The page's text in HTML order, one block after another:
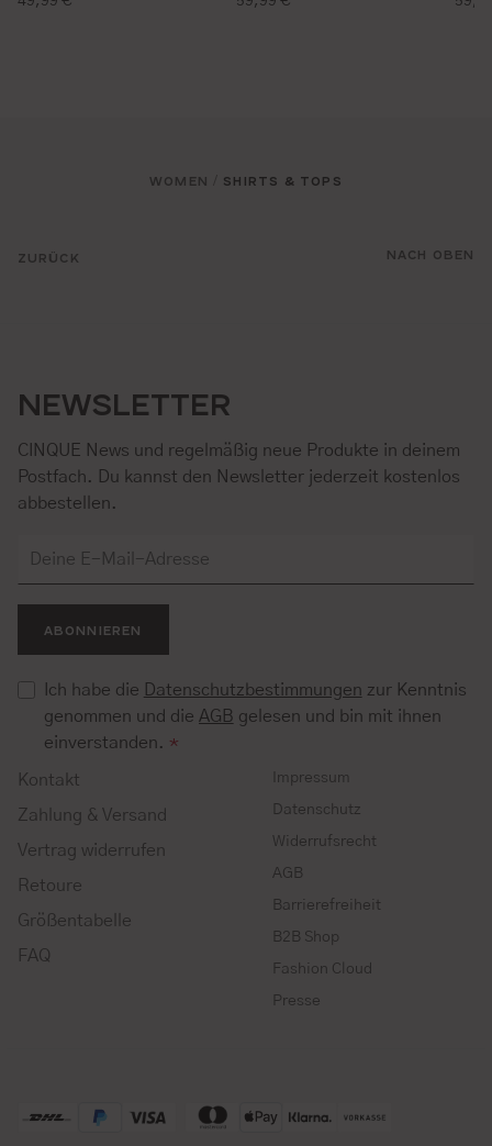
ZURÜCK
WOMEN SHIRTS & TOPS
NACH OBEN
NEWSLETTER
CINQUE News und regelmäßig neue Produkte in deinem
Postfach. Du kannst den Newsletter jederzeit kostenlos
abbestellen.
ABONNIEREN
Ich habe die Datenschutzbestimmungen zur Kenntnis
genommen und die AGB gelesen und bin mit ihnen
einverstanden. *
Kontakt
Zahlung & Versand
Vertrag widerrufen
Retoure
Größentabelle
FAQ
Impressum
Datenschutz
Widerrufsrecht
AGB
Barrierefreiheit
B2B Shop
Fashion Cloud
Presse